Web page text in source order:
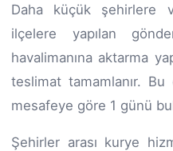
Daha küçük şehirlere
ilçelere yapılan
havalimanına aktarma
teslimat tamamlanır.
mesafeye göre 1 günü
Şehirler arası kurye